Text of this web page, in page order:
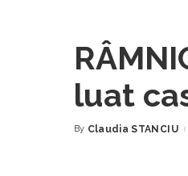
luat
Posted
By Claudia STANCIU